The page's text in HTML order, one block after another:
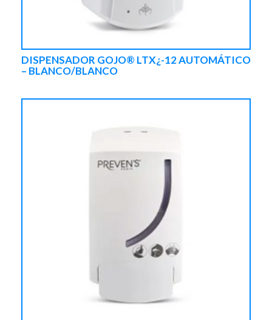
DISPENSADOR GOJO® LTX¿-12 AUTOMÁTICO
– BLANCO/BLANCO